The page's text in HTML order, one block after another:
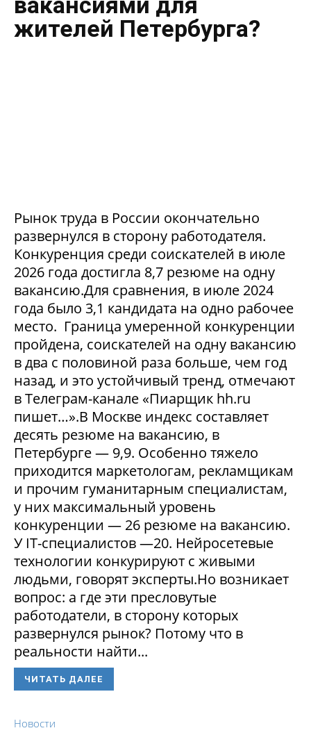
жителей Петербурга?
Рынок труда в России окончательно
развернулся в сторону работодателя.
Конкуренция среди соискателей в июле
2026 года достигла 8,7 резюме на одну
вакансию.Для сравнения, в июле 2024
года было 3,1 кандидата на одно рабочее
место. Граница умеренной конкуренции
пройдена, соискателей на одну вакансию
в два с половиной раза больше, чем год
назад, и это устойчивый тренд, отмечают
в Телеграм-канале «Пиарщик hh.ru
пишет…».В Москве индекс составляет
десять резюме на вакансию, в
Петербурге — 9,9. Особенно тяжело
приходится маркетологам, рекламщикам
и прочим гуманитарным специалистам,
у них максимальный уровень
конкуренции — 26 резюме на вакансию.
У IT-специалистов —20. Нейросетевые
технологии конкурируют с живыми
людьми, говорят эксперты.Но возникает
вопрос: а где эти пресловутые
работодатели, в сторону которых
развернулся рынок? Потому что в
реальности найти...
ЧИТАТЬ ДАЛЕЕ
Новости